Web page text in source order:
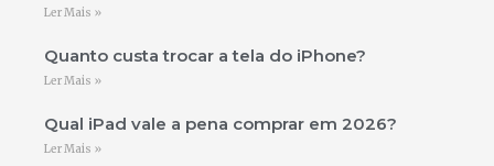
Ler Mais »
Quanto custa trocar a tela do iPhone?
Ler Mais »
Qual iPad vale a pena comprar em 2026?
Ler Mais »